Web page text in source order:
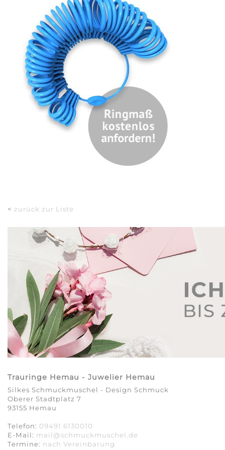
< zurück zur Liste
Trauringe Hemau - Juwelier Hemau
Silkes Schmuckmuschel - Design Schmuck
Oberer Stadtplatz 7
93155 Hemau
Telefon: 09491 6130010
E-Mail: mail@schmuckmuschel.de
Termine: nach Vereinbarung​​​​​​​